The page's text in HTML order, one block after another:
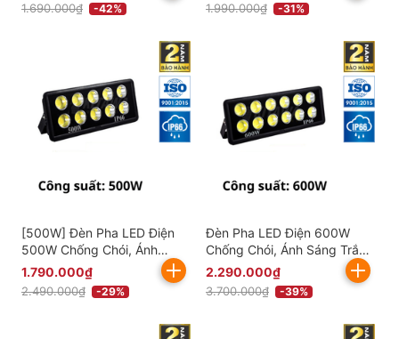
1.690.000₫ -42% 1.990.000₫ -31%
[500W] Đèn Pha LED Điện
500W Chống Chói, Ánh
Sáng Trắng AC.DP01.500
1.790.000₫
2.490.000₫ -29%
Đèn Pha LED Điện 600W
Chống Chói, Ánh Sáng Trắng
AC.DP01.600
2.290.000₫
3.700.000₫ -39%